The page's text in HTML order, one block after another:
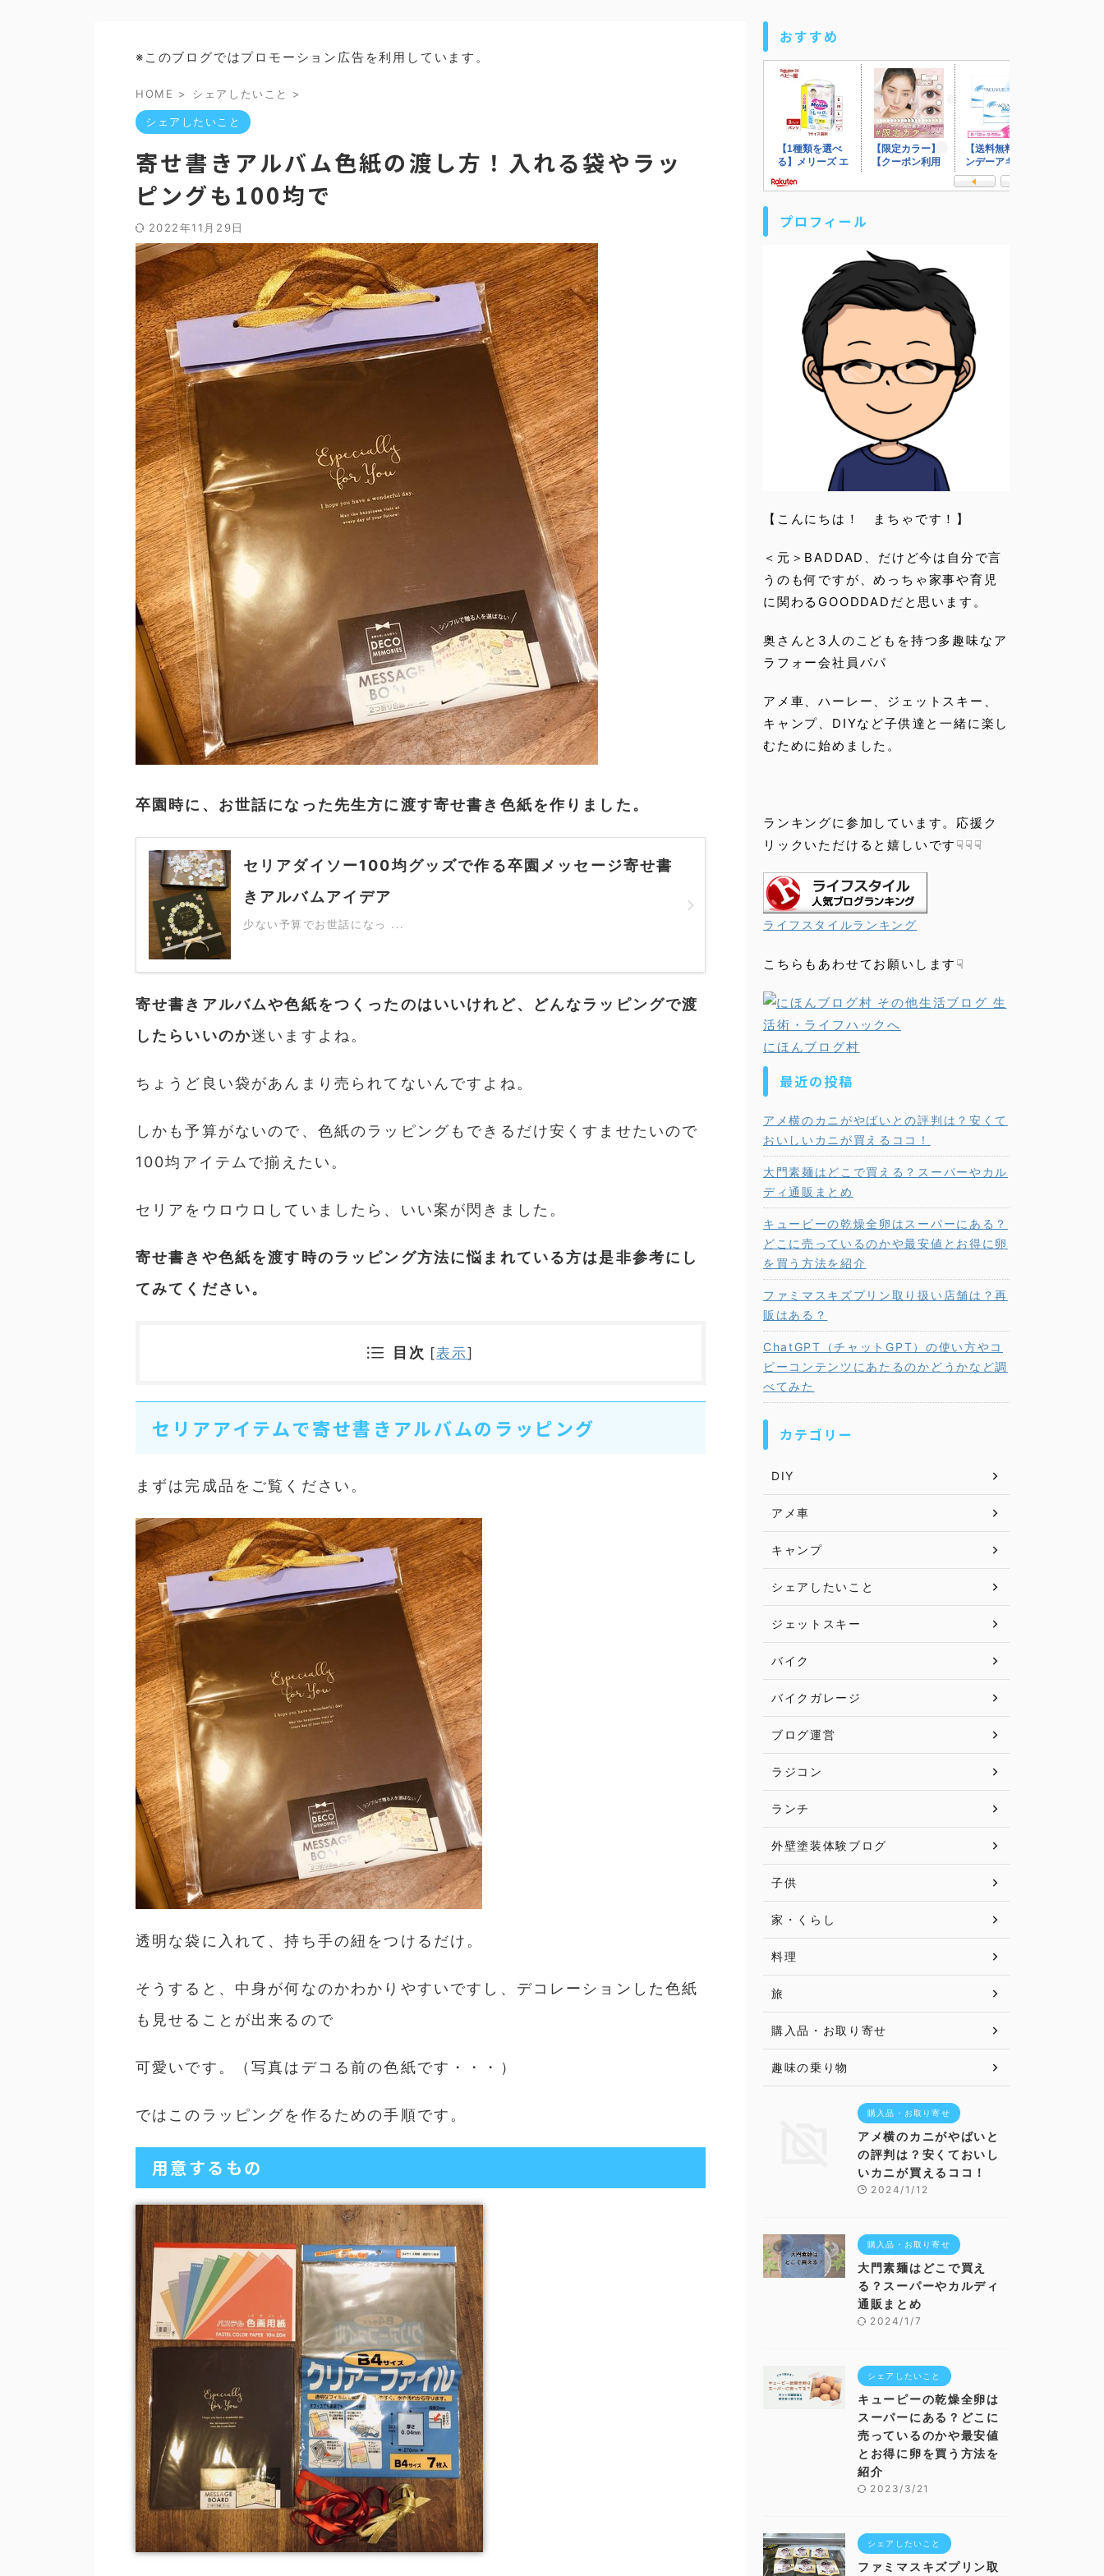
※このブログではプロモーション広告を利用しています。
HOME > シェアしたいこと >
シェアしたいこと
寄せ書きアルバム色紙の渡し方！入れる袋やラッ
ピングも100均で
2022年11月29日
卒園時に、お世話になった先生方に渡す寄せ書き色紙を作りました。
セリアダイソー100均グッズで作る卒園メッセージ寄せ書
きアルバムアイデア
少ない予算でお世話になっ ...
寄せ書きアルバムや色紙をつくったのはいいけれど、どんなラッピングで渡
したらいいのか迷いますよね。
ちょうど良い袋があんまり売られてないんですよね。
しかも予算がないので、色紙のラッピングもできるだけ安くすませたいので
100均アイテムで揃えたい。
セリアをウロウロしていましたら、いい案が閃きました。
寄せ書きや色紙を渡す時のラッピング方法に悩まれている方は是非参考にし
てみてください。
目次 [表示]
セリアアイテムで寄せ書きアルバムのラッピング
まずは完成品をご覧ください。
透明な袋に入れて、持ち手の紐をつけるだけ。
そうすると、中身が何なのかわかりやすいですし、デコレーションした色紙
も見せることが出来るので
可愛いです。（写真はデコる前の色紙です・・・）
ではこのラッピングを作るための手順です。
用意するもの
おすすめ
プロフィール
【こんにちは！ まちゃです！】
＜元＞BADDAD、だけど今は自分で言
うのも何ですが、めっちゃ家事や育児
に関わるGOODDADだと思います。
奥さんと3人のこどもを持つ多趣味なア
ラフォー会社員パパ
アメ車、ハーレー、ジェットスキー、
キャンプ、DIYなど子供達と一緒に楽し
むために始めました。
ランキングに参加しています。応援ク
リックいただけると嬉しいです☟☟☟
ライフスタイルランキング
こちらもあわせてお願いします☟
にほんブログ村
最近の投稿
アメ横のカニがやばいとの評判は？安くて
おいしいカニが買えるココ！
大門素麺はどこで買える？スーパーやカル
ディ通販まとめ
キューピーの乾燥全卵はスーパーにある？
どこに売っているのかや最安値とお得に卵
を買う方法を紹介
ファミマスキズプリン取り扱い店舗は？再
販はある？
ChatGPT（チャットGPT）の使い方やコ
ピーコンテンツにあたるのかどうかなど調
べてみた
カテゴリー
DIY
アメ車
キャンプ
シェアしたいこと
ジェットスキー
バイク
バイクガレージ
ブログ運営
ラジコン
ランチ
外壁塗装体験ブログ
子供
家・くらし
料理
旅
購入品・お取り寄せ
趣味の乗り物
購入品・お取り寄せ
アメ横のカニがやばいと
の評判は？安くておいし
いカニが買えるココ！
2024/1/12
購入品・お取り寄せ
大門素麺はどこで買え
る？スーパーやカルディ
通販まとめ
2024/1/7
シェアしたいこと
キューピーの乾燥全卵は
スーパーにある？どこに
売っているのかや最安値
とお得に卵を買う方法を
紹介
2023/3/21
シェアしたいこと
ファミマスキズプリン取